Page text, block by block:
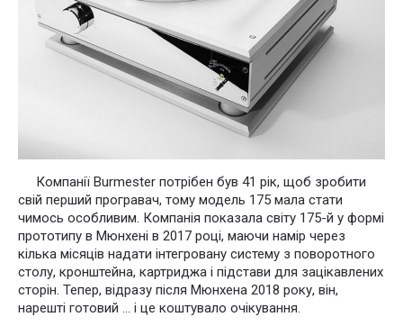
Компанії Burmester потрібен був 41 рік, щоб зробити
свій перший програвач, тому модель 175 мала стати
чимось особливим. Компанія показала світу 175-й у формі
прототипу в Мюнхені в 2017 році, маючи намір через
кілька місяців надати інтегровану систему з поворотного
столу, кронштейна, картриджа і підстави для зацікавлених
сторін. Тепер, відразу після Мюнхена 2018 року, він,
нарешті готовий ... і це коштувало очікування.